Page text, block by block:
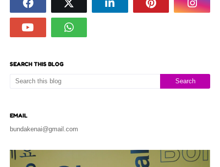
SEARCH THIS BLOG
EMAIL
bundakenai@gmail.com